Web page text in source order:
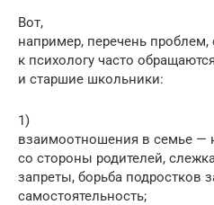
Вот,
например, перечень
к психологу часто
и старшие школьники:
1)
взаимоотношения в семье —
со стороны родителей,
запреты, борьба подростков
самостоятельность;